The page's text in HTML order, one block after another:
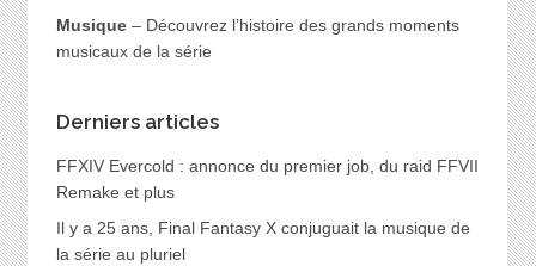
Musique– Découvrez l’histoire des grands moments
musicaux de la série
Derniers articles
FFXIV Evercold : annonce du premier job, du raid FFVII
Remake et plus
Il y a 25 ans, Final Fantasy X conjuguait la musique de
la série au pluriel